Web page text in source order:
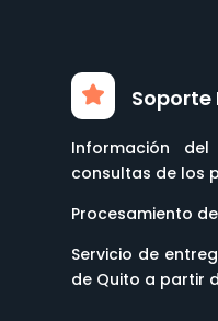
Información
consultas de los
Procesamiento
Servicio de
de Quito a partir